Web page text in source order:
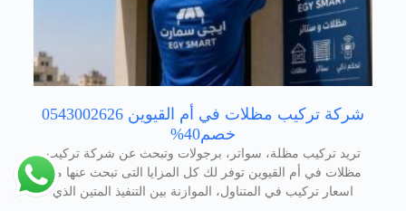
شركة تركيب مظلات في أم القيوين 0543002626
خصم40%
تريد تركيب مظلة، سواتر، برجولات وتبحث عن شركة تركيب
مظلات في أم القيوين توفر لك كل المزايا التى تبحث عنها من
اسعار تركيب في المتناول، الموازنة بين التنفيذ المتين الذي